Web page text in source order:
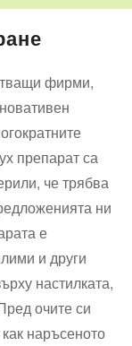
фирми,
препарат са
че трябва
ни
е
и други
настилката,
очите си
наръсеното